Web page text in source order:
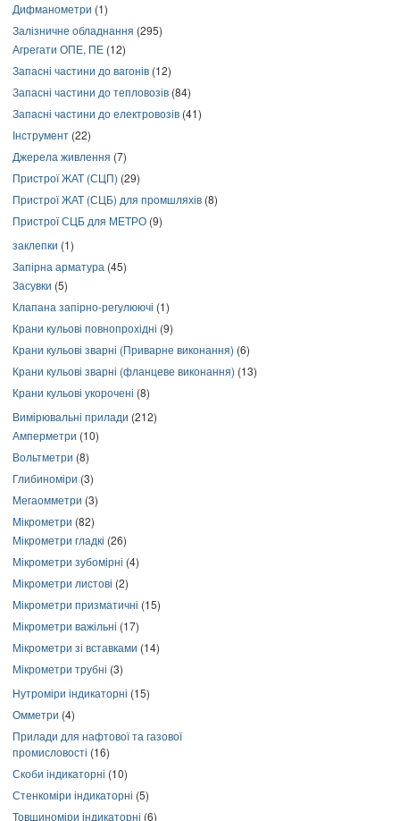
Дифманометри (1)
Залізничне обладнання (295)
Агрегати ОПЕ, ПЕ (12)
Запасні частини до вагонів (12)
Запасні частини до тепловозів (84)
Запасні частини до електровозів (41)
Інструмент (22)
Джерела живлення (7)
Пристрої ЖАТ (СЦП) (29)
Пристрої ЖАТ (СЦБ) для промшляхів (8)
Пристрої СЦБ для МЕТРО (9)
заклепки (1)
Запірна арматура (45)
Засувки (5)
Клапана запірно-регулюючі (1)
Крани кульові повнопрохідні (9)
Крани кульові зварні (Приварне виконання) (6)
Крани кульові зварні (фланцеве виконання) (13)
Крани кульові укорочені (8)
Вимірювальні прилади (212)
Амперметри (10)
Вольтметри (8)
Глибиноміри (3)
Мегаомметри (3)
Мікрометри (82)
Мікрометри гладкі (26)
Мікрометри зубомірні (4)
Мікрометри листові (2)
Мікрометри призматичні (15)
Мікрометри важільні (17)
Мікрометри зі вставками (14)
Мікрометри трубні (3)
Нутроміри індикаторні (15)
Омметри (4)
Прилади для нафтової та газової
промисловості (16)
Скоби індикаторні (10)
Стенкоміри індикаторні (5)
Товщиноміри індикаторні (6)